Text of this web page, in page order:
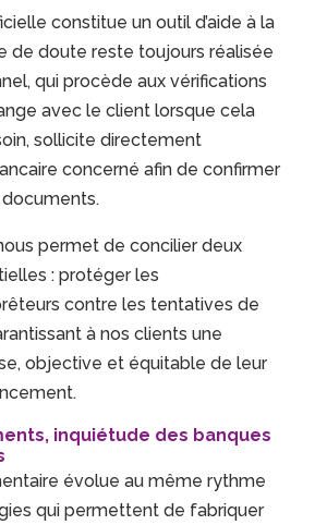
constitue un outil d’aide à la
de doute reste toujours réalisée
qui procède aux vérifications
avec le client lorsque cela
sollicite directement
concerné afin de confirmer
documents.
permet de concilier deux
: protéger les
contre les tentatives de
à nos clients une
objective et équitable de leur
inquiétude des banques
évolue au même rythme
qui permettent de fabriquer